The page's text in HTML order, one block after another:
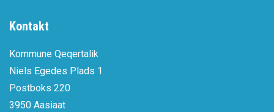
Kontakt
Kommune Qeqertalik
Niels Egedes Plads 1
Postboks 220
3950 Aasiaat